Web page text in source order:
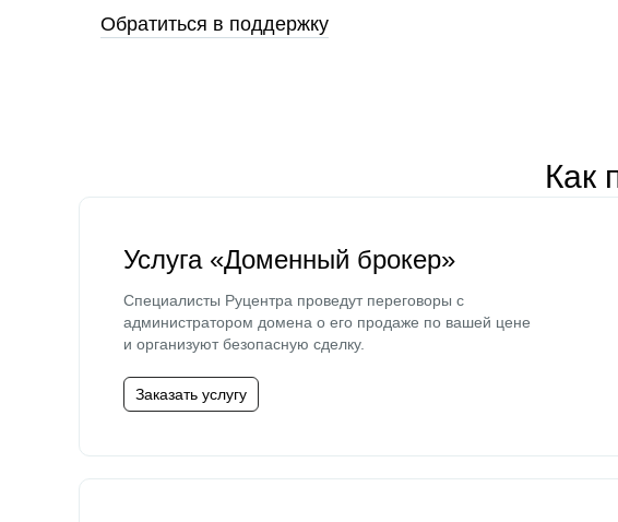
Обратиться в поддержку
Как
Услуга «Доменный брокер»
Специалисты Руцентра проведут переговоры с
администратором домена о его продаже по вашей цене
и организуют безопасную сделку.
Заказать услугу